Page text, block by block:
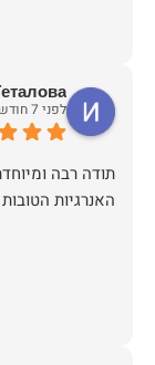
לפני 7 חודשים
​תודה רבה
האנרגיות